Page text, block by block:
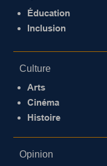
Éducation
Inclusion
Culture
Arts
Cinéma
Histoire
Opinion